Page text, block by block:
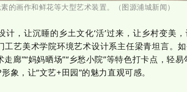
素的画作和鲜花等大型艺术装置。 （图源浦城新闻）
，让沉睡的乡土文化‘活’过来，让乡村变美
工艺美术学院环境艺术设计系主任梁青坦言。
廊”“妈妈晒场”“乡愁小院”等特色打卡点，轻
象，让“文艺+田园”的魅力直观可感。